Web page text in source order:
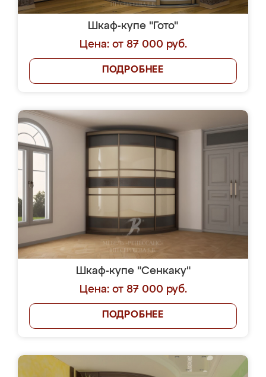
Шкаф-купе "Гото"
Цена: от 87 000 руб.
ПОДРОБНЕЕ
Шкаф-купе "Сенкаку"
Цена: от 87 000 руб.
ПОДРОБНЕЕ